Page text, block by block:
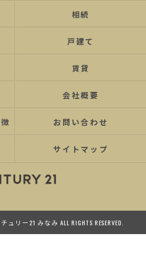
相続
戸建て
賃貸
会社概要
お問い合わせ
サイトマップ
リー21 みなみ ALL RIGHTS RESERVED.